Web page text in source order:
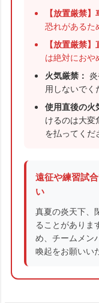
【放置厳禁
恐れがあるた
【放置厳禁】
は絶対におや
火気厳禁：
用しないでく
使用直後の火
けるのは大変
を払ってくだ
遠征や練習試
い
真夏の炎天下、
ることがありま
め、チームメン
喚起をお願いい